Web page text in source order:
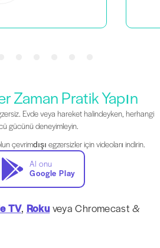
Zaman Pratik Yapın
Evde veya hareket halindeyken, herhangi
gücünü deneyimleyin.
çevrimdışı egzersizler için videoları indirin.
Al onu
Google Play
TV, Roku veya Chromecast &